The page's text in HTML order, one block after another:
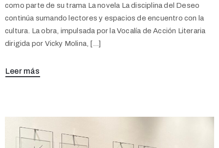
como parte de su trama La novela La disciplina del Deseo
continúa sumando lectores y espacios de encuentro con la
cultura. La obra, impulsada por la Vocalía de Acción Literaria
dirigida por Vicky Molina, […]
Leer más